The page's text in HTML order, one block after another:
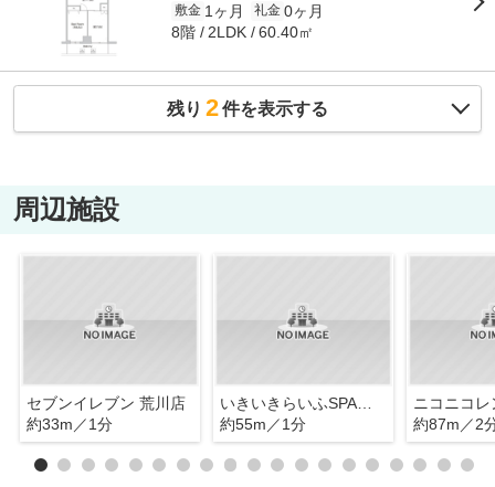
敷金 1ヶ月 礼金 0ヶ月
8階 2LDK 60.40㎡
残り 2件を表示する
周辺施設
セブンイレブン 荒川店
約33m／1分
いきいきらいふSPA荒川
約55m／1分
約87m／2